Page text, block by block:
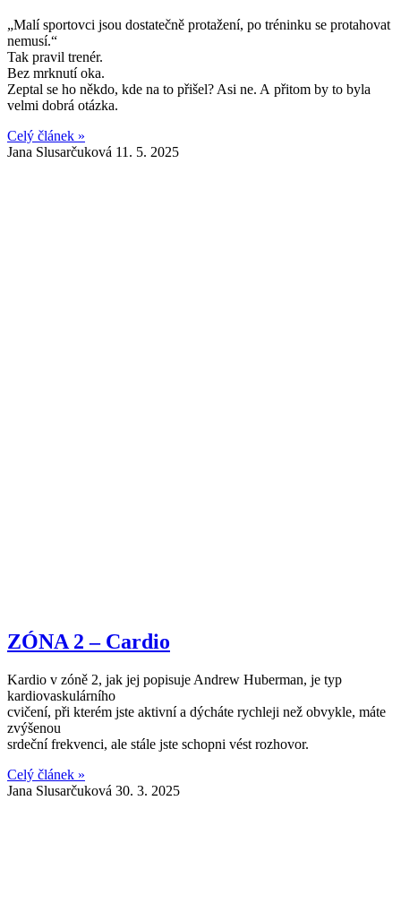
„Malí sportovci jsou dostatečně protažení, po tréninku se protahovat
nemusí.“
Tak pravil trenér.
Bez mrknutí oka.
Zeptal se ho někdo, kde na to přišel? Asi ne. A přitom by to byla
velmi dobrá otázka.
Celý článek »
Jana Slusarčuková 11. 5. 2025
ZÓNA 2 – Cardio
Kardio v zóně 2, jak jej popisuje Andrew Huberman, je typ
kardiovaskulárního
cvičení, při kterém jste aktivní a dýcháte rychleji než obvykle, máte
zvýšenou
srdeční frekvenci, ale stále jste schopni vést rozhovor.
Celý článek »
Jana Slusarčuková 30. 3. 2025